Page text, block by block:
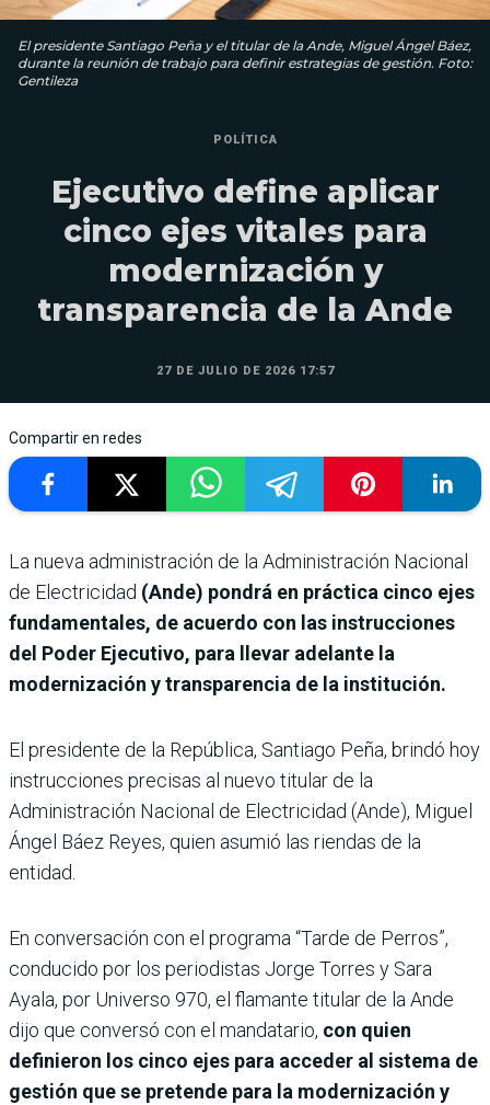
El presidente Santiago Peña y el titular de la Ande, Miguel Ángel Báez,
durante la reunión de trabajo para definir estrategias de gestión. Foto:
Gentileza
POLÍTICA
Ejecutivo define aplicar
cinco ejes vitales para
modernización y
transparencia de la Ande
27 DE JULIO DE 2026 17:57
Compartir en redes
La nueva administración de la Administración Nacional
de Electricidad (Ande) pondrá en práctica cinco ejes
fundamentales, de acuerdo con las instrucciones
del Poder Ejecutivo, para llevar adelante la
modernización y transparencia de la institución.
El presidente de la República, Santiago Peña, brindó hoy
instrucciones precisas al nuevo titular de la
Administración Nacional de Electricidad (Ande), Miguel
Ángel Báez Reyes, quien asumió las riendas de la
entidad.
En conversación con el programa “Tarde de Perros”,
conducido por los periodistas Jorge Torres y Sara
Ayala, por Universo 970, el flamante titular de la Ande
dijo que conversó con el mandatario, con quien
definieron los cinco ejes para acceder al sistema de
gestión que se pretende para la modernización y